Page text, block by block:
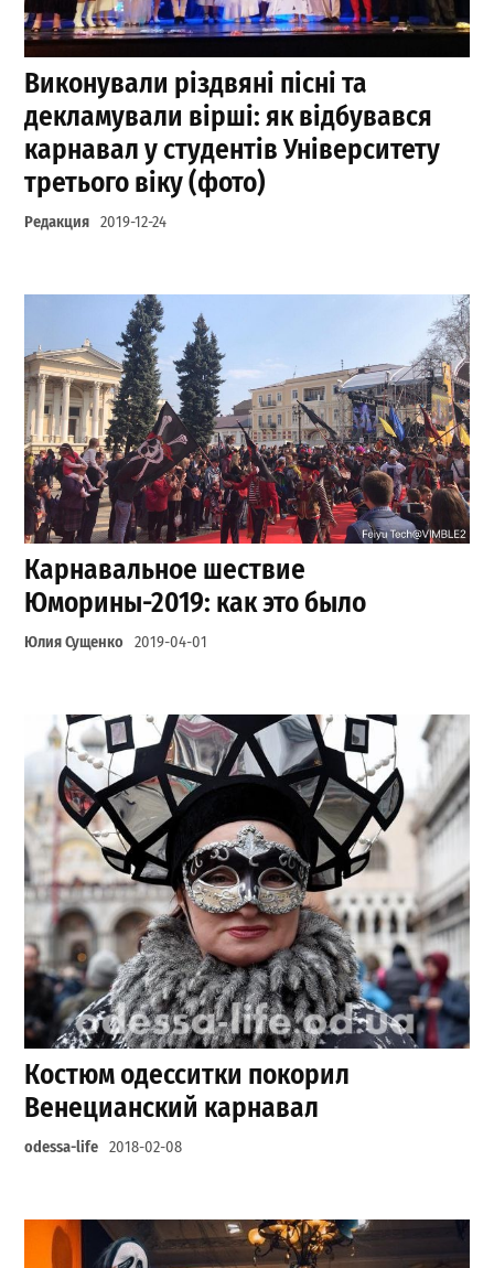
Виконували різдвяні пісні та
декламували вірші: як відбувався
карнавал у студентів Університету
третього віку (фото)
Редакция 2019-12-24
Карнавальное шествие
Юморины-2019: как это было
Юлия Сущенко 2019-04-01
Костюм одесситки покорил
Венецианский карнавал
odessa-life 2018-02-08